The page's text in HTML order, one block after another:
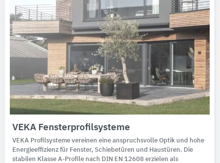
VEKA Fensterprofilsysteme
VEKA Profilsysteme vereinen eine anspruchsvolle Optik und hohe
Energieeffizienz für Fenster, Schiebetüren und Haustüren. Die
stabilen Klasse A-Profile nach DIN EN 12608 erzielen als